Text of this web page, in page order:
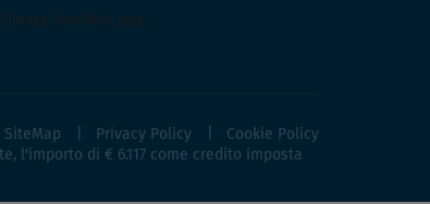
SiteMap Privacy Policy
Cookie Policy
l'importo di € 6.117 come credito imposta